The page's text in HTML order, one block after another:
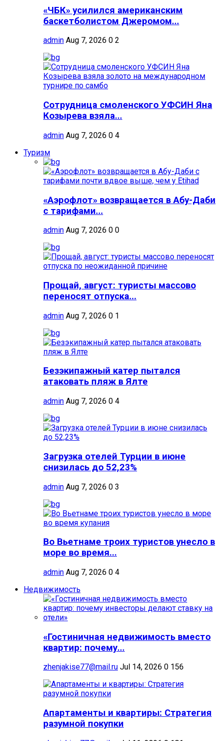
«ЧБК» усилился американским
баскетболистом Джеромом...
admin Aug 7, 2026 0 2
Сотрудница смоленского УФСИН Яна
Козырева взяла...
admin Aug 7, 2026 0 4
Туризм
«Аэрофлот» возвращается в Абу-Даби
с тарифами...
admin Aug 7, 2026 0 0
Прощай, август: туристы массово
переносят отпуска...
admin Aug 7, 2026 0 1
Безэкипажный катер пытался
атаковать пляж в Ялте
admin Aug 7, 2026 0 4
Загрузка отелей Турции в июне
снизилась до 52,23%
admin Aug 7, 2026 0 3
Во Вьетнаме троих туристов унесло в
море во время...
admin Aug 7, 2026 0 4
Недвижимость
«Гостиничная недвижимость вместо
квартир: почему...
zhenjakise77@mail.ru Jul 14, 2026 0 156
Апартаменты и квартиры: Стратегия
разумной покупки